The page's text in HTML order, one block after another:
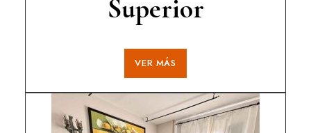
Superior
VER MÁS